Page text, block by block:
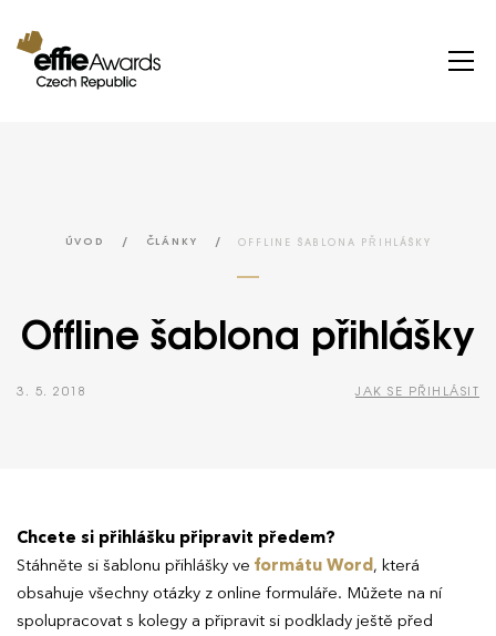
ÚVOD / ČLÁNKY / OFFLINE ŠABLONA PŘIHLÁŠKY
Offline šablona přihlášky
3. 5. 2018 JAK SE PŘIHLÁSIT
Chcete si přihlášku připravit předem?
Stáhněte si šablonu přihlášky ve formátu Word, která
obsahuje všechny otázky z online formuláře. Můžete na ní
spolupracovat s kolegy a připravit si podklady ještě před